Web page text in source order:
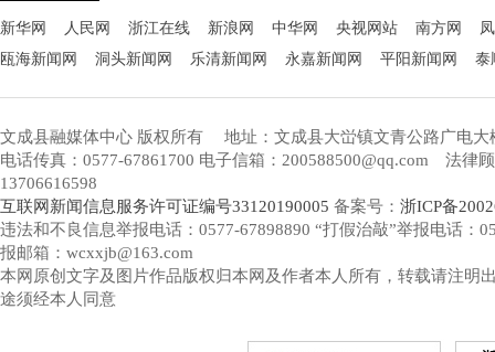
新华网 人民网 浙江在线 新浪网 中华网 央视网站 南方网
瓯海新闻网
洞头新闻网 乐清新闻网 永嘉新闻网 平阳新闻网 泰
文成县融媒体中心 版权所有
地址：文成县大峃镇文青公路广电大
电话传真：0577-67861700 电子信箱：200588500@qq.com 法律
13706616598
互联网新闻信息服务许可证编号33120190005 备案号： 浙ICP备
违法和不良信息举报电话：0577-67898890 “打假治敲”举报电话：
报邮箱：wcxxjb@163.com
本网原创文字及图片作品版权归本网及作者本人所有，转载请注明
途须经本人同意